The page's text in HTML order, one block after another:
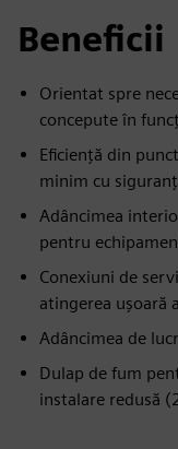
Beneficii
Orientat spre
concepute în
Eficiență din
minim cu
Adâncimea
pentru
Conexiuni de
atingerea ușoară
Adâncimea de
Dulap de fum
instalare redusă